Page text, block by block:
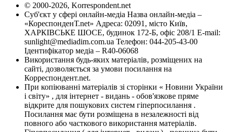
© 2000-2026, Korrespondent.net
Суб'єкт у сфері онлайн-медіа Назва онлайн-медіа –
«КореспонденТ.net» Адреса: 02091, місто Київ,
ХАРКІВСЬКЕ ШОСЕ, будинок 172-Б, офіс 208/1 E-mail:
sunlight@mediadim.com.ua Телефон: 044-205-43-00
Ідентифікатор медіа – R40-06068
Використання будь-яких матеріалів, розміщених на
сайті, дозволяється за умови посилання на
Корреспондент.net.
При копіюванні матеріалів зі сторінки « Новини України
і світу» , для інтернет - видань - обов'язкове пряме
відкрите для пошукових систем гіперпосилання .
Посилання має бути розміщена в незалежності від
повного або часткового використання матеріалів.